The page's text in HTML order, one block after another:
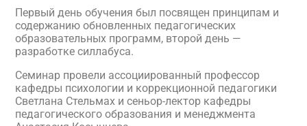
Первый день обучения был посвящен принципам и
содержанию обновленных педагогических
образовательных программ, второй день —
разработке силлабуса.
Семинар провели ассоциированный профессор
кафедры психологии и коррекционной педагогики
Светлана Стельмах и сеньор-лектор кафедры
педагогического образования и менеджмента